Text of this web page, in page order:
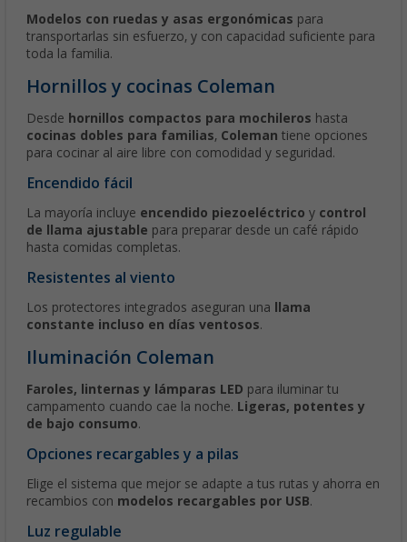
Modelos con ruedas y asas ergonómicas para
transportarlas sin esfuerzo, y con capacidad suficiente para
toda la familia.
Hornillos y cocinas Coleman
Desde hornillos compactos para mochileros hasta
cocinas dobles para familias, Coleman tiene opciones
para cocinar al aire libre con comodidad y seguridad.
Encendido fácil
La mayoría incluye encendido piezoeléctrico y control
de llama ajustable para preparar desde un café rápido
hasta comidas completas.
Resistentes al viento
Los protectores integrados aseguran una
llama
constante incluso en días ventosos.
Iluminación Coleman
Faroles, linternas y lámparas LED para iluminar tu
campamento cuando cae la noche. Ligeras, potentes y
de bajo consumo.
Opciones recargables y a pilas
Elige el sistema que mejor se adapte a tus rutas y ahorra en
recambios con modelos recargables por USB.
Luz regulable